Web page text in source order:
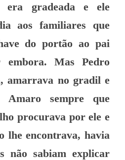
era gradeada e ele
aos familiares que
do portão ao pai
Mas Pedro
amarrava no gradil e
Amaro sempre que
procurava por ele e
lhe encontrava, havia
não sabiam explicar